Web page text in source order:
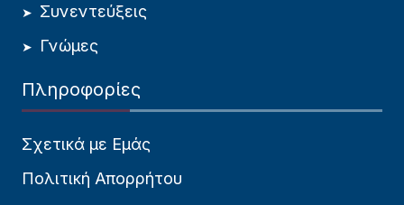
Συνεντεύξεις
Γνώμες
Πληροφορίες
Σχετικά με Εμάς
Πολιτική Απορρήτου